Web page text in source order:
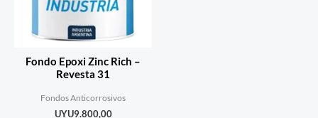
Fondo Epoxi Zinc Rich –
Revesta 31
Fondos Anticorrosivos
UYU9.800,00